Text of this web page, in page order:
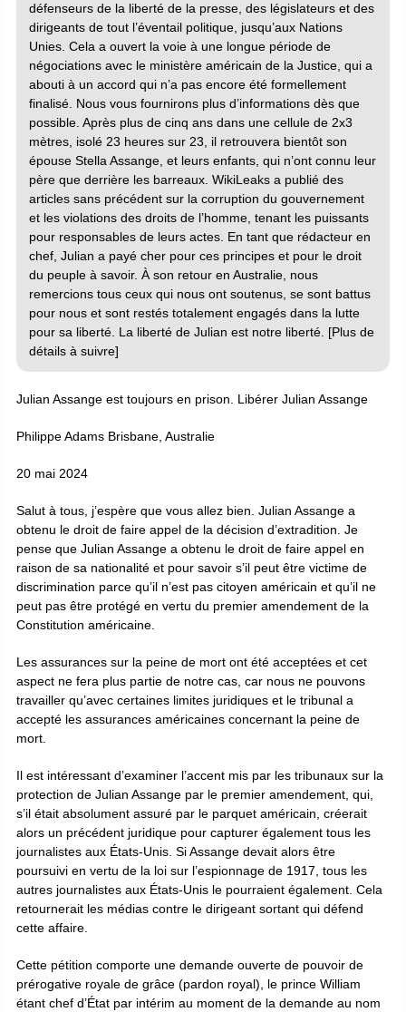
défenseurs de la liberté de la presse, des législateurs et des
dirigeants de tout l’éventail politique, jusqu’aux Nations
Unies. Cela a ouvert la voie à une longue période de
négociations avec le ministère américain de la Justice, qui a
abouti à un accord qui n’a pas encore été formellement
finalisé. Nous vous fournirons plus d’informations dès que
possible. Après plus de cinq ans dans une cellule de 2x3
mètres, isolé 23 heures sur 23, il retrouvera bientôt son
épouse Stella Assange, et leurs enfants, qui n’ont connu leur
père que derrière les barreaux. WikiLeaks a publié des
articles sans précédent sur la corruption du gouvernement
et les violations des droits de l’homme, tenant les puissants
pour responsables de leurs actes. En tant que rédacteur en
chef, Julian a payé cher pour ces principes et pour le droit
du peuple à savoir. À son retour en Australie, nous
remercions tous ceux qui nous ont soutenus, se sont battus
pour nous et sont restés totalement engagés dans la lutte
pour sa liberté. La liberté de Julian est notre liberté. [Plus de
détails à suivre]
Julian Assange est toujours en prison. Libérer Julian Assange
Philippe Adams Brisbane, Australie
20 mai 2024
Salut à tous, j’espère que vous allez bien. Julian Assange a
obtenu le droit de faire appel de la décision d’extradition. Je
pense que Julian Assange a obtenu le droit de faire appel en
raison de sa nationalité et pour savoir s’il peut être victime de
discrimination parce qu’il n’est pas citoyen américain et qu’il ne
peut pas être protégé en vertu du premier amendement de la
Constitution américaine.
Les assurances sur la peine de mort ont été acceptées et cet
aspect ne fera plus partie de notre cas, car nous ne pouvons
travailler qu’avec certaines limites juridiques et le tribunal a
accepté les assurances américaines concernant la peine de
mort.
Il est intéressant d’examiner l’accent mis par les tribunaux sur la
protection de Julian Assange par le premier amendement, qui,
s’il était absolument assuré par le parquet américain, créerait
alors un précédent juridique pour capturer également tous les
journalistes aux États-Unis. Si Assange devait alors être
poursuivi en vertu de la loi sur l’espionnage de 1917, tous les
autres journalistes aux États-Unis le pourraient également. Cela
retournerait les médias contre le dirigeant sortant qui défend
cette affaire.
Cette pétition comporte une demande ouverte de pouvoir de
prérogative royale de grâce (pardon royal), le prince William
étant chef d’État par intérim au moment de la demande au nom